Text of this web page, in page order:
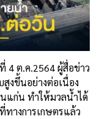
4 ต.ค.2564 ผู้สื่อข่าว
งขึ้นอย่างต่อเนื่อง
แก่น ทำให้มวลน้ำได้
างการเกษตรแล้ว